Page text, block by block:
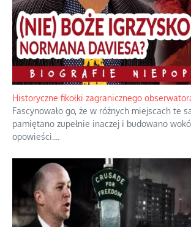
Rozważania o rodzinie przy zielonej herbacie
Rodzina to zbiór jednostek połączonych
realnymi relacjami....